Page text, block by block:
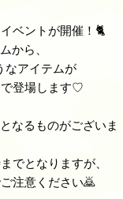
ベントが開催！🐈
から、
なアイテムが
で登場します♡
なるものがございま
でとなりますが、
注意ください🙇